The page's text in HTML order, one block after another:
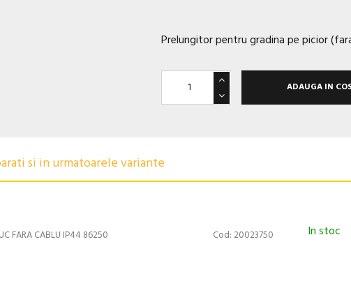
Prelungitor pentru gradina pe picior
ADAUGA IN
si in urmatoarele variante
FARA CABLU IP44 86250 Cod: 20023750 In stoc